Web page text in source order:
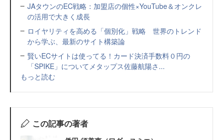
JAタウンのEC戦略：加盟店の個性×YouTube＆オンクレ
の活用で大きく成長
ロイヤリティを高める「個別化」戦略 世界のトレンド
から学ぶ、最新のサイト構築論
賢いECサイトは使ってる！カード決済手数料０円の
「SPIKE」についてメタップス佐藤航陽さ...
もっと読む
この記事の著者